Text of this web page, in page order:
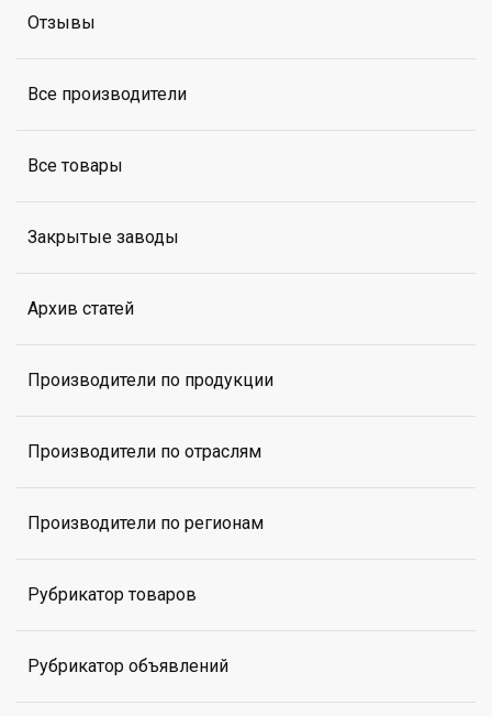
Отзывы
Все производители
Все товары
Закрытые заводы
Архив статей
Производители по продукции
Производители по отраслям
Производители по регионам
Рубрикатор товаров
Рубрикатор объявлений